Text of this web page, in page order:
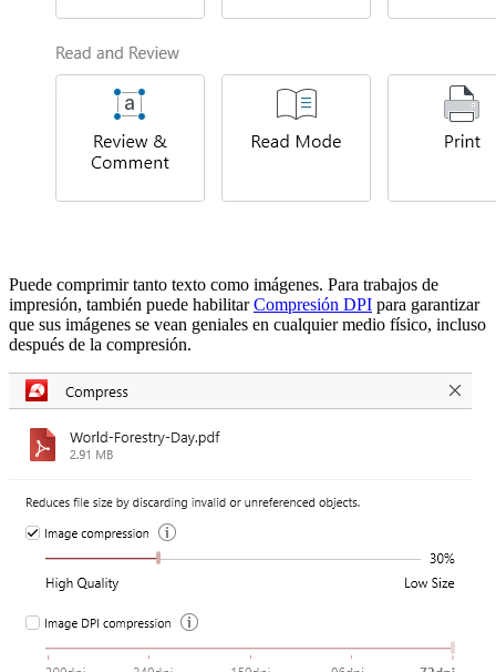
Puede comprimir tanto texto como imágenes. Para trabajos de
impresión, también puede habilitarCompresión DPI para garantizar
que sus imágenes se vean geniales en cualquier medio físico, incluso
después de la compresión.